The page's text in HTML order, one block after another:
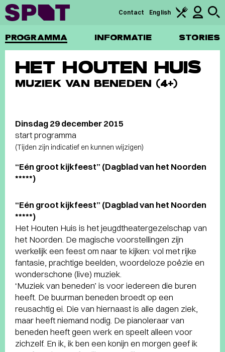
PROGRAMMA INFORMATIE STORIES
Contact English
HET HOUTEN HUIS
MUZIEK VAN BENEDEN (4+)
Dinsdag 29 december 2015
start programma
(Tijden zijn indicatief en kunnen wijzigen)
“Eén groot kijkfeest” (Dagblad van het Noorden
*****)
“Eén groot kijkfeest” (Dagblad van het Noorden
*****)
Het Houten Huis is het jeugdtheatergezelschap van
het Noorden. De magische voorstellingen zijn
werkelijk een feest om naar te kijken: vol met rijke
fantasie, prachtige beelden, woordeloze poëzie en
wonderschone (live) muziek.
‘Muziek van beneden’ is voor iedereen die buren
heeft. De buurman beneden broedt op een
reusachtig ei. Die van hiernaast is alle dagen ziek,
maar heeft niemand nodig. De pianoleraar van
beneden heeft geen werk en speelt alleen voor
zichzelf. En ik, ik ben een konijn en morgen geef ik